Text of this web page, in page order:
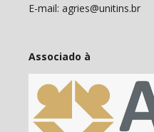
E-mail: agries@unitins.br
Associado à